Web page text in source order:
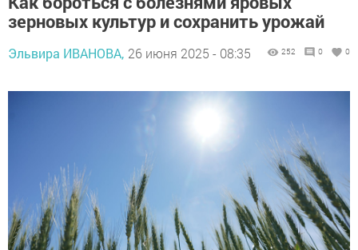
зерновых культур и сохранить урожай
Эльвира ИВАНОВА, 26 июня 2025 - 08:35 252 0 0